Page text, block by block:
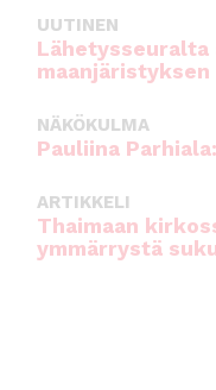
UUTINEN
Lähetysseuralta
NÄKÖKULMA
Pauliina
ARTIKKELI
Thaimaan
ymmärrystä